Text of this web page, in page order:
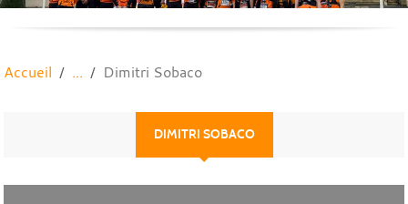
Accueil Dimitri Sobaco
DIMITRI SOBACO